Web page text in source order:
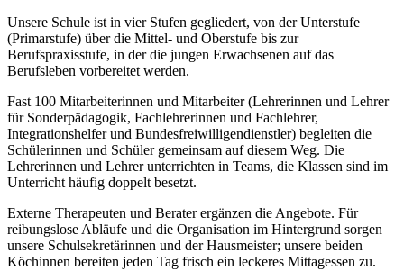
Unsere Schule ist in vier Stufen gegliedert, von der Unterstufe
(Primarstufe) über die Mittel- und Oberstufe bis zur
Berufspraxisstufe, in der die jungen Erwachsenen auf das
Berufsleben vorbereitet werden.
Fast 100 Mitarbeiterinnen und Mitarbeiter (Lehrerinnen und Lehrer
für Sonderpädagogik, Fachlehrerinnen und Fachlehrer,
Integrationshelfer und Bundesfreiwilligendienstler) begleiten die
Schülerinnen und Schüler gemeinsam auf diesem Weg. Die
Lehrerinnen und Lehrer unterrichten in Teams, die Klassen sind im
Unterricht häufig doppelt besetzt.
Externe Therapeuten und Berater ergänzen die Angebote. Für
reibungslose Abläufe und die Organisation im Hintergrund sorgen
unsere Schulsekretärinnen und der Hausmeister; unsere beiden
Köchinnen bereiten jeden Tag frisch ein leckeres Mittagessen zu.